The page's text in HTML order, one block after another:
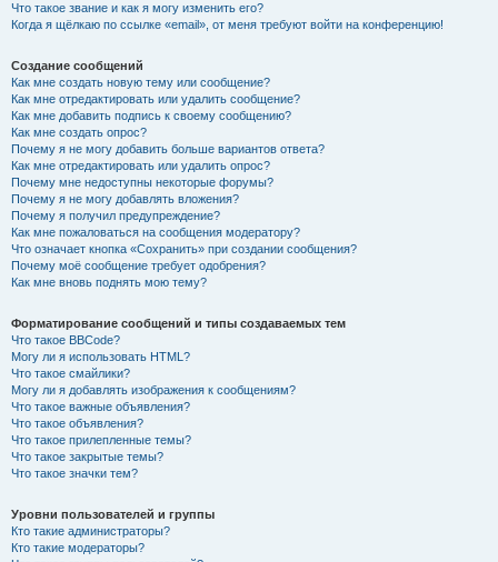
Что такое звание и как я могу изменить его?
Когда я щёлкаю по ссылке «email», от меня требуют войти на конференцию!
Создание сообщений
Как мне создать новую тему или сообщение?
Как мне отредактировать или удалить сообщение?
Как мне добавить подпись к своему сообщению?
Как мне создать опрос?
Почему я не могу добавить больше вариантов ответа?
Как мне отредактировать или удалить опрос?
Почему мне недоступны некоторые форумы?
Почему я не могу добавлять вложения?
Почему я получил предупреждение?
Как мне пожаловаться на сообщения модератору?
Что означает кнопка «Сохранить» при создании сообщения?
Почему моё сообщение требует одобрения?
Как мне вновь поднять мою тему?
Форматирование сообщений и типы создаваемых тем
Что такое BBCode?
Могу ли я использовать HTML?
Что такое смайлики?
Могу ли я добавлять изображения к сообщениям?
Что такое важные объявления?
Что такое объявления?
Что такое прилепленные темы?
Что такое закрытые темы?
Что такое значки тем?
Уровни пользователей и группы
Кто такие администраторы?
Кто такие модераторы?